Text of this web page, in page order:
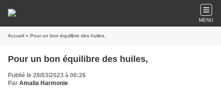
MENU
Accueil » Pour un bon équilibre des huiles,
Pour un bon équilibre des huiles,
Publié le 28/03/2023 à 06:26
Par Amalia Harmonie